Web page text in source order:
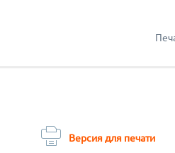
Версия для печати